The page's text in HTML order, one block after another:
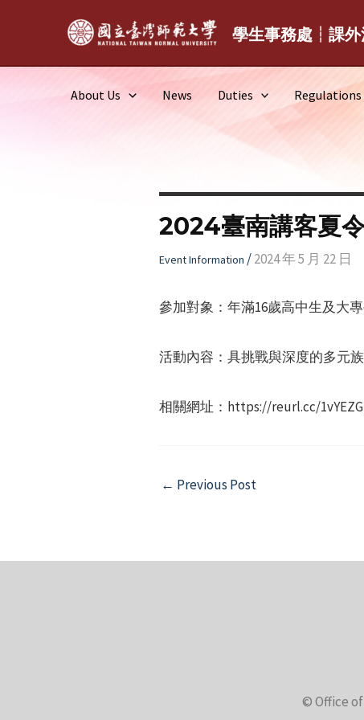
學生事務處┆課外
About Us News Duties Regulations
2024臺南講客夏
Event Information /2024 年 5 月 22 日
參加對象：年滿16歲高中生及大專
活動內容：具挑戰與深度的多元
相關網址：https://reurl.cc/1vYEZG
Post
← Previous Post
© Office